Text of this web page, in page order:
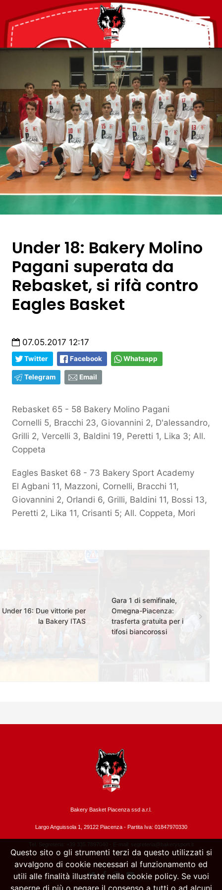
Under 18: Bakery Molino
Pagani superata da
Rebasket, si rifà contro
Eagles Basket
07.05.2017 12:17
Twitter Facebook Whatsapp
Telegram Email
Rebasket 65 - 58 Bakery Molino Pagani
Cornelli 5, Bracchi 23, Giovannini 2, D'alessandro,
Grilli 2, Vercelli 3, Baldini 19, Peretti 1, Lika 3; All.
Coppeta
Eagles Basket 68 - 73 Bakery Sport Academy
El Agbani 11, Mazzoni, Cornelli, Bracchi 11,
Giovannini 2, Orlandi 6, Grilli, Baldini 11, Bossi 13,
Peretti 2, Lika 11, Crisanti 5; All. Coppeta, Mori
Under 16: Due vittorie per
la Bakery ITAS
Gara 1 di semifinale,
Omegna-Piacenza:
trasferta gratuita per i
tifosi biancorossi
Bakery Basket Piacenza ssd a.r.l.
Largo Anguissola 1, 29122 Piacenza - Partita Iva: 01847970330
Tel. Segreteria: +39 335.7897040 - E-mail: segreteria@bakerysport.it
Questo sito o gli strumenti terzi da questo utilizzati si
avvalgono di cookie necessari al funzionamento ed
utili alle finalità illustrate nella cookie policy. Se vuoi
saperne di più o negare il consenso a tutti o ad alcuni